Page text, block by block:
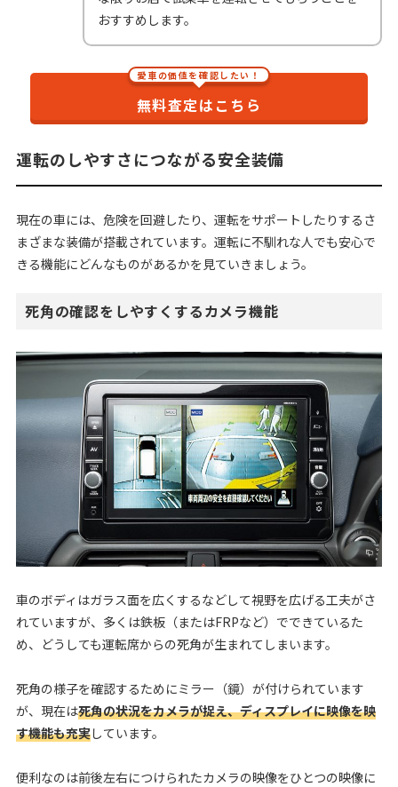
おすすめします。
愛車の価値を確認したい！
無料査定はこちら
運転のしやすさにつながる安全装備
現在の車には、危険を回避したり、運転をサポートしたりするさ
まざまな装備が搭載されています。運転に不馴れな人でも安心で
きる機能にどんなものがあるかを見ていきましょう。
死角の確認をしやすくするカメラ機能
車のボディはガラス面を広くするなどして視野を広げる工夫がさ
れていますが、多くは鉄板（またはFRPなど）でできているた
め、どうしても運転席からの死角が生まれてしまいます。
死角の様子を確認するためにミラー（鏡）が付けられています
が、現在は死角の状況をカメラが捉え、ディスプレイに映像を映
す機能も充実しています。
便利なのは前後左右につけられたカメラの映像をひとつの映像に